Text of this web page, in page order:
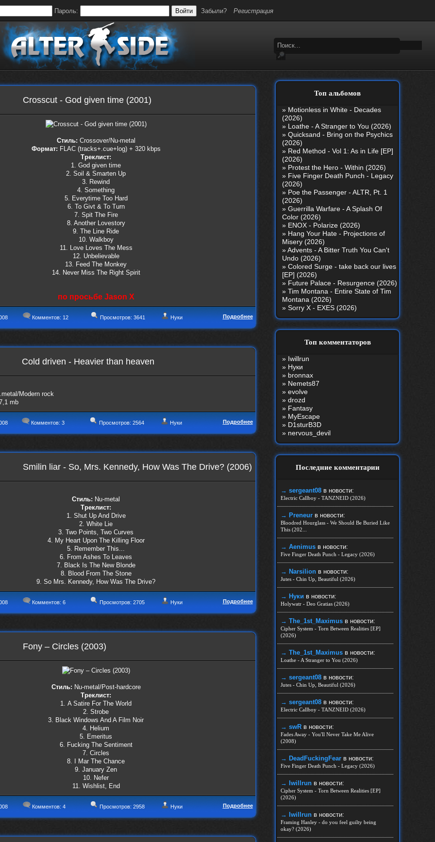
Пароль: Войти Забыли? Регистрация
Crosscut - God given time (2001)
Стиль: Crossover/Nu-metal
Формат: FLAC (tracks+.cue+log) + 320 kbps
Треклист:
1. God given time
2. Soil & Smarten Up
3. Rewind
4. Something
5. Everytime Too Hard
6. To Givt & To Turn
7. Spit The Fire
8. Another Lovestory
9. The Line Ride
10. Walkboy
11. Love Loves The Mess
12. Unbelievable
13. Feed The Monkey
14. Never Miss The Right Spirit
по просьбе Jason X
Комментов: 12 Просмотров: 3641 Нуки Подробнее
Cold driven - Heavier than heaven
Modern rock
mb
Комментов: 3 Просмотров: 2564 Нуки Подробнее
Smilin liar - So, Mrs. Kennedy, How Was The Drive? (2006)
Стиль: Nu-metal
Треклист:
1. Shut Up And Drive
2. White Lie
3. Two Points, Two Curves
4. My Heart Upon The Killing Floor
5. Remember This...
6. From Ashes To Leaves
7. Black Is The New Blonde
8. Blood From The Stone
9. So Mrs. Kennedy, How Was The Drive?
Комментов: 6 Просмотров: 2705 Нуки Подробнее
Fony – Circles (2003)
Стиль: Nu-metal/Post-hardcore
Треклист:
1. A Satire For The World
2. Strobe
3. Black Windows And A Film Noir
4. Helium
5. Emeritus
6. Fucking The Sentiment
7. Circles
8. I Mar The Chance
9. January Zen
10. Nefer
11. Wishlist, End
Комментов: 4 Просмотров: 2958 Нуки Подробнее
Топ альбомов
» Motionless in White - Decades
(2026)
» Loathe - A Stranger to You (2026)
» Quicksand - Bring on the Psychics
(2026)
» Red Method - Vol 1: As in Life [EP]
(2026)
» Protest the Hero - Within (2026)
» Five Finger Death Punch - Legacy
(2026)
» Poe the Passenger - ALTR, Pt. 1
(2026)
» Guerrilla Warfare - A Splash Of
Color (2026)
» ENOX - Polarize (2026)
» Hang Your Hate - Projections of
Misery (2026)
»Advents - A Bitter Truth You Can't
Undo (2026)
» Colored Surge - take back our lives
[EP] (2026)
» Future Palace - Resurgence (2026)
» Tim Montana - Entire State of Tim
Montana (2026)
» Sorry X - EXES (2026)
Топ комментаторов
» Iwillrun
» Нуки
» bronnax
» Nemets87
» evolve
» drozd
» Fantasy
» MyEscape
» D1sturB3D
» nеrvous_dеvil
Последние комментарии
→ sergeant08 в новости:
Electric Callboy - TANZNEID (2026)
→ Preneur в новости:
Bloodred Hourglass - We Should Be Buried Like
This (202...
→ Aenimus в новости:
Five Finger Death Punch - Legacy (2026)
→ Narsilion в новости:
Jutes - Chin Up, Beautiful (2026)
→ Нуки в новости:
Holywatr - Deo Gratias (2026)
→ The_1st_Maximus в новости:
Cipher System - Torn Between Realities [EP]
(2026)
→ The_1st_Maximus в новости:
Loathe - A Stranger to You (2026)
→ sergeant08 в новости:
Jutes - Chin Up, Beautiful (2026)
→ sergeant08 в новости:
Electric Callboy - TANZNEID (2026)
→ swR в новости:
Fades Away - You'll Never Take Me Alive
(2008)
→ DeadFuckingFear в новости:
Five Finger Death Punch - Legacy (2026)
→ Iwillrun в новости:
Cipher System - Torn Between Realities [EP]
(2026)
→ Iwillrun в новости:
Framing Hanley - do you feel guilty being
okay? (2026)